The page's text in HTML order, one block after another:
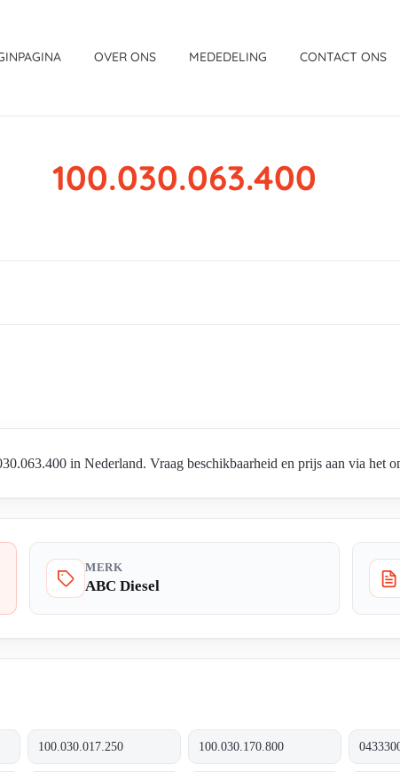
OVER ONS MEDEDELING CONTACT ONS
100.030.063.400
in Nederland. Vraag beschikbaarheid en prijs aan via het
MERK
ABC Diesel
100.030.017.250 100.030.170.800